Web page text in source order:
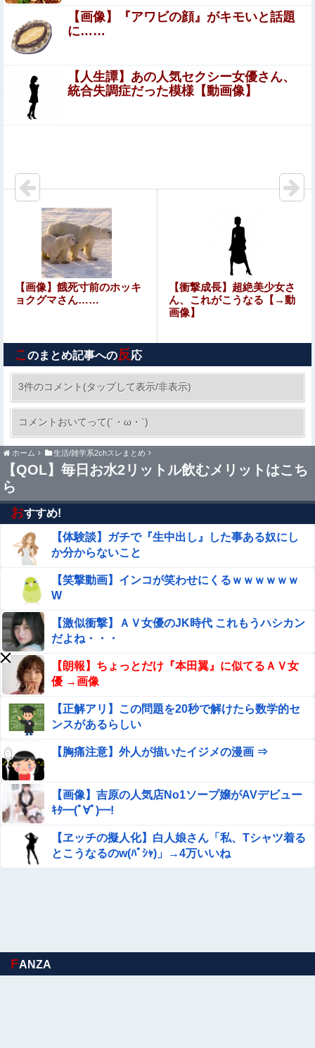
緒に見ていく
エロ漫画『冥婚の花嫁』をrawやhitomiを使わずに無料で
読む方法│五梅
寺田心さん(18)、筋トレした結果無事かわいくなる
（※画像あり）
【画像】 露出狂の高校女教師、見つかるｗｗｗ
しかないｗｗｗｗ
ジャングリア沖縄「3万円です」←ディズニー超えの強気
価格ｗｗｗ
お前ら「日本も核武装汁！」←１万発の核弾頭どこに
ホリエモン「面接でさ、納豆パックの薄いフィルムって何
のために入っていの？って聞くわけ」
【エロ画像】ビリー・アイリッシュ、マ○コ（女性器）披
露
【艦これ】今回のかわいい大賞は決まった
コスプレイヤーまめだいふくさんが駅のホームでパンモロ
事故
大竹しのぶ「戦争放棄の国であり続けよう」←この投稿が
話題に他
【悲報】米倉涼子さん、フライデーに不意討ちされてしま
うｗｗｗｗｗ（画像あり）
［社説］永住厳格化で外国人の定着意欲をそぐな
【悲報】なんでも「へへっｗ」って誤魔化してきたワ
イの末路がこちらｗｗｗｗｗｗｗｗｗｗ
視聴者に嫌がられる番組ばかり作ったフジテレビ、自業自
得すぎる立場に陥ってしまい……
お前ら「日本も核武装汁！」←１万発の核弾頭どこに
【画像】 ワイの会社の女さん、『コレ』を強調し過ぎて完
全にあたしこ枠を狙ってるんだがw w w w w w w w w w w
w
【動画】熊本地震発生時の手術室の様子が公開される
【朗報】見せブラ、流行る。
【悲報】 味噌ラーメンで行列、出来ない
【画像】『アワビの顔』がキモいと話題
に……
【人生譚】あの人気セクシー女優さん、
統合失調症だった模様【動画像】
【画像】餓死寸前のホッキ
ョクグマさん……
【衝撃成長】超絶美少女さ
ん、これがこうなる【→動
画像】
こ のまとめ記事への反応
3件のコメント(タップして表示/非表示)
コメントおいてって(´・ω・`)
ホーム 生活/雑学系2chスレまとめ
【QOL】毎日お水2リットル飲むメリットはこち
ら
おすすめ!
【体験談】ガチで『生中出し』した事ある奴にし
か分からないこと
【笑撃動画】インコが笑わせにくるｗｗｗｗｗｗ
W
【激似衝撃】ＡＶ女優のJK時代 これもうハシカン
だよね・・・
【朗報】ちょっとだけ『本田翼』に似てるＡＶ女
優 →画像
【正解アリ】この問題を20秒で解けたら数学的セ
ンスがあるらしい
【胸痛注意】外人が描いたイジメの漫画 ⇒
【画像】吉原の人気店No1ソープ嬢がAVデビュー
ｷﾀ━(ﾟ∀ﾟ)━!
【ヱッチの擬人化】白人娘さん「私、Tシャツ着る
とこうなるのw(ﾊﾟｼｬ)」→4万いいね
FANZA